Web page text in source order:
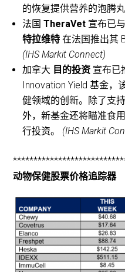
的恢复提供营养的泡腾丸
法国TheraVet 宣布已
特拉维特在法国推出其
(IHS Markit Connect)
加拿大 目的投资 宣布已
Innovation Yield 基金
健领域的创新。除了支
外，新基金还将瞄准食
行投资。 (IHS Markit
动物保健股票价格追踪器